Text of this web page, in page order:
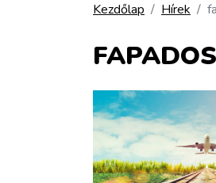
REPÜLÉS
KÖZLEKEDÉSFEJLESZTÉS
ELLÁTÁSI LÁNC
Kezdőlap Hírek